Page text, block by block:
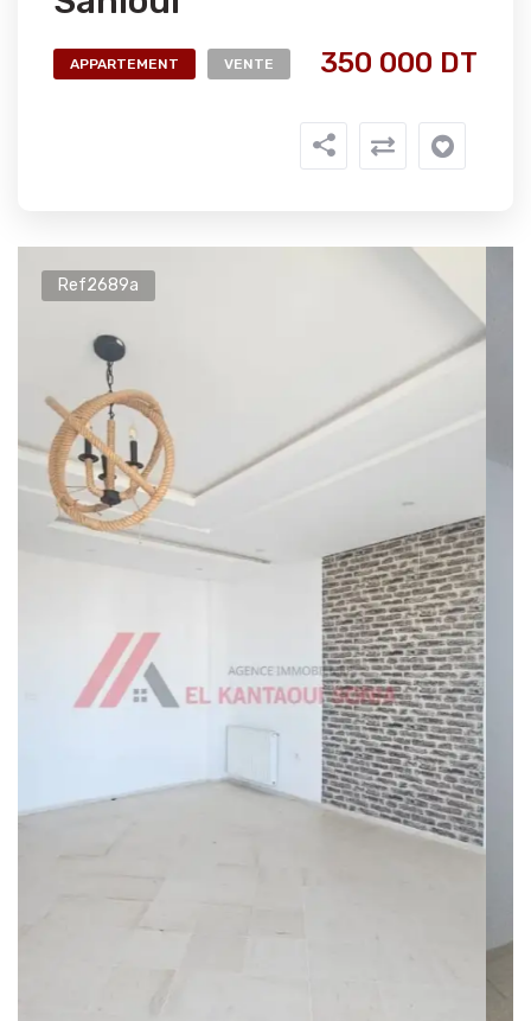
APPARTEMENT VENTE 350 000 DT
Ref2689a